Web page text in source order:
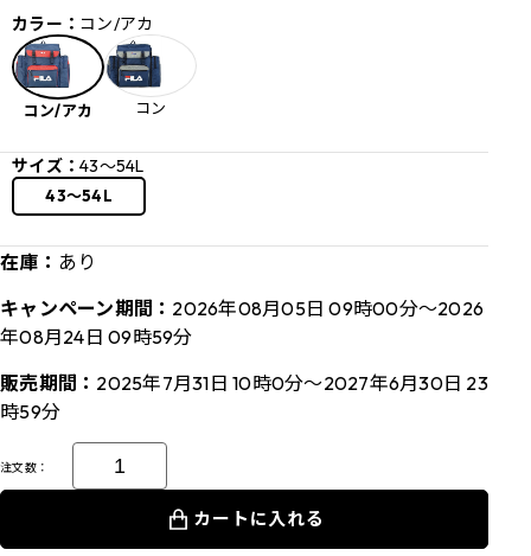
カラー： コン/アカ
コン/アカ コン
サイズ： 43～54L
43～54L
在庫： あり
キャンペーン期間： 2026年08月05日 09時00分～2026
年08月24日 09時59分
販売期間： 2025年7月31日 10時0分～2027年6月30日 23
時59分
注文数：
カートに入れる